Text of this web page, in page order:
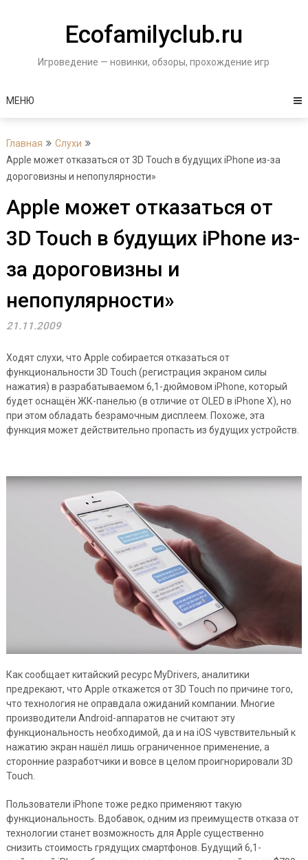
Ecofamilyclub.ru
Игроведение — новинки, обзоры, прохождение игр
МЕНЮ
Главная
Слухи
Apple может отказаться от 3D Touch в будущих iPhone из-за
дороговизны и непопулярности»
Apple может отказаться от
3D Touch в будущих iPhone из-
за дороговизны и
непопулярности»
21.11.2009
Ходят слухи, что Apple собирается отказаться от
функциональности 3D Touch (регистрация экраном силы
нажатия) в разрабатываемом 6,1-дюймовом iPhone, который
будет оснащён ЖК-панелью (в отличие от OLED в iPhone X), но
при этом обладать безрамочным дисплеем. Похоже, эта
функция может действительно пропасть из будущих устройств.
Как сообщает китайский ресурс MyDrivers, аналитики
предрекают, что Apple откажется от 3D Touch по причине того,
что технология не оправдала ожиданий компании. Многие
производители Android-аппаратов не считают эту
функциональность необходимой, да и на iOS чувствительный к
нажатию экран нашёл лишь ограниченное применение, а
сторонние разработчики и вовсе в целом проигнорировали 3D
Touch.
Пользователи iPhone тоже редко применяют такую
функциональность. Вдобавок, одним из преимуществ отказа от
технологии станет возможность для Apple существенно
снизить стоимость грядущих смартфонов. Будущий 6,1-